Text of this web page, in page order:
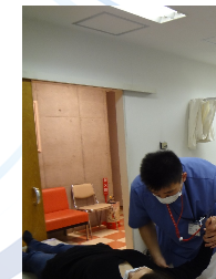
老健くぼ掲示板
介護保険サービスセンタ
お知らせ
くぼだより
スタッフ募集
新型コロナウイルス感染